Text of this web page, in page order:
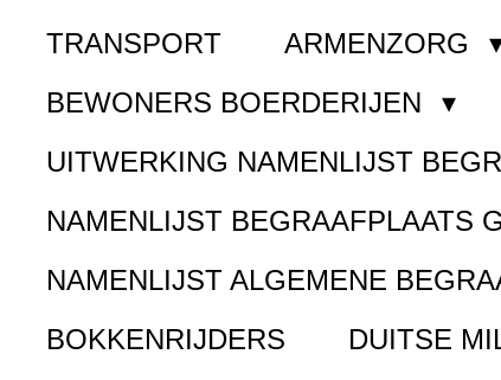
TRANSPORT
ARMENZORG
BEWONERS BOERDERIJEN
UITWERKING NAMENLIJST
NAMENLIJST BEGRAAFPLAATS
NAMENLIJST ALGEMENE
BOKKENRIJDERS
DUITSE